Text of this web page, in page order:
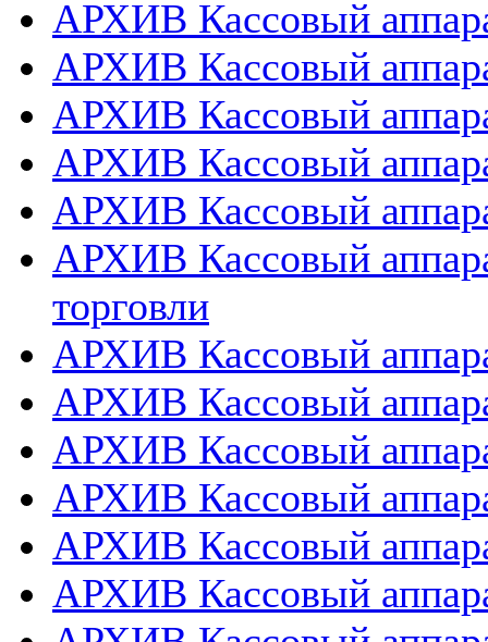
АРХИВ Кассовый
АРХИВ Кассовый
АРХИВ Кассовый
АРХИВ Кассовый
АРХИВ Кассовый
АРХИВ Кассовый
торговли
АРХИВ Кассовый
АРХИВ Кассовый
АРХИВ Кассовый
АРХИВ Кассовый
АРХИВ Кассовый
АРХИВ Кассовый